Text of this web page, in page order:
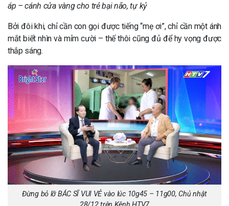
áp – cánh cửa vàng cho trẻ bại não, tự kỷ
Bởi đôi khi, chỉ cần con gọi được tiếng “mẹ ơi”, chỉ cần một ánh
mắt biết nhìn và mỉm cười – thế thôi cũng đủ để hy vọng được
thắp sáng.
Đừng bỏ lỡ BÁC SĨ VUI VẺ vào lúc 10g45 – 11g00, Chủ nhật